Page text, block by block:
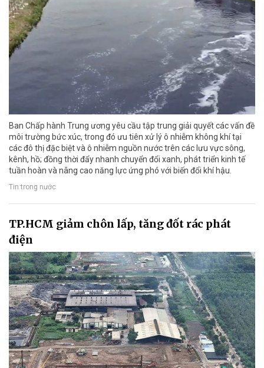
Ban Chấp hành Trung ương yêu cầu tập trung giải quyết các vấn đề
môi trường bức xúc, trong đó ưu tiên xử lý ô nhiễm không khí tại
các đô thị đặc biệt và ô nhiễm nguồn nước trên các lưu vực sông,
kênh, hồ; đồng thời đẩy nhanh chuyển đổi xanh, phát triển kinh tế
tuần hoàn và nâng cao năng lực ứng phó với biến đổi khí hậu.
Tin trong nước
TP.HCM giảm chôn lấp, tăng đốt rác phát
điện